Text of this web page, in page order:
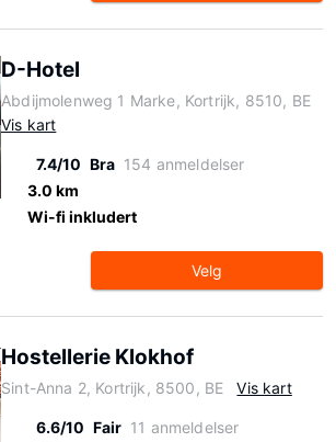
D-Hotel
Abdijmolenweg 1 Marke, Kortrijk, 8510, BE
Vis kart
7.4/10 Bra 154 anmeldelser
3.0 km
Wi-fi inkludert
Velg
Hostellerie Klokhof
Sint-Anna 2, Kortrijk, 8500, BE Vis kart
6.6/10 Fair 11 anmeldelser